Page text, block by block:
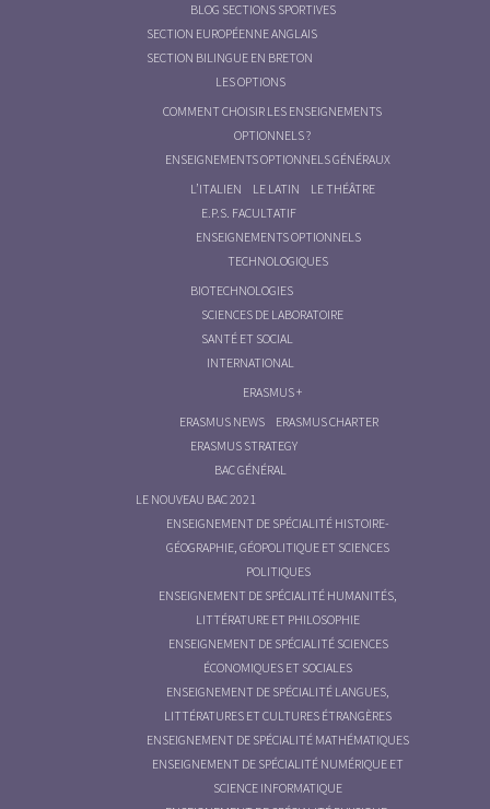
BLOG SECTIONS SPORTIVES
SECTION EUROPÉENNE ANGLAIS
SECTION BILINGUE EN BRETON
LES OPTIONS
COMMENT CHOISIR LES ENSEIGNEMENTS
OPTIONNELS ?
ENSEIGNEMENTS OPTIONNELS GÉNÉRAUX
L’ITALIEN
LE LATIN
LE THÉÂTRE
E.P.S. FACULTATIF
ENSEIGNEMENTS OPTIONNELS
TECHNOLOGIQUES
BIOTECHNOLOGIES
SCIENCES DE LABORATOIRE
SANTÉ ET SOCIAL
INTERNATIONAL
ERASMUS +
ERASMUS NEWS
ERASMUS CHARTER
ERASMUS STRATEGY
BAC GÉNÉRAL
LE NOUVEAU BAC 2021
ENSEIGNEMENT DE SPÉCIALITÉ HISTOIRE-
GÉOGRAPHIE, GÉOPOLITIQUE ET SCIENCES
POLITIQUES
ENSEIGNEMENT DE SPÉCIALITÉ HUMANITÉS,
LITTÉRATURE ET PHILOSOPHIE
ENSEIGNEMENT DE SPÉCIALITÉ SCIENCES
ÉCONOMIQUES ET SOCIALES
ENSEIGNEMENT DE SPÉCIALITÉ LANGUES,
LITTÉRATURES ET CULTURES ÉTRANGÈRES
ENSEIGNEMENT DE SPÉCIALITÉ MATHÉMATIQUES
ENSEIGNEMENT DE SPÉCIALITÉ NUMÉRIQUE ET
SCIENCE INFORMATIQUE